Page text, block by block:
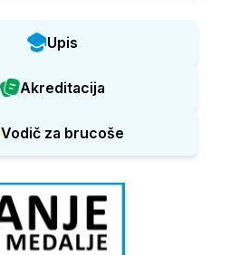
Upis
Akreditacija
Vodič za brucoše